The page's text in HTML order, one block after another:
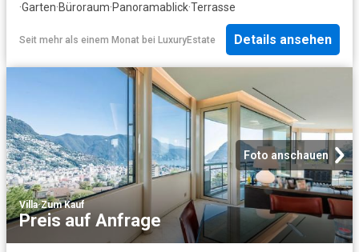
·Garten·Büroraum·Panoramablick·Terrasse
Seit mehr als einem Monat bei LuxuryEstate Details ansehen
Foto anschauen
Villa·Zum Kauf
Preis auf Anfrage